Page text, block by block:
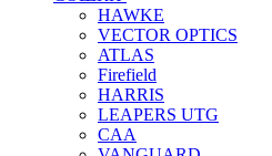
HAWKE
VECTOR OPTICS
ATLAS
Firefield
HARRIS
LEAPERS UTG
CAA